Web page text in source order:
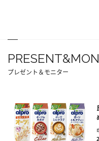
プレゼント＆モニター